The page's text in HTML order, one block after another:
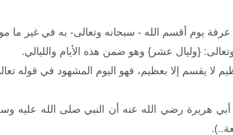
عرفة يوم أقسم الله - سبحانه وتعالى- به في غير ما
{وليال عشر} وهو ضمن هذه الأيام والليالي.
لا يقسم إلا بعظيم، فهو اليوم المشهود في قوله
هريرة رضي الله عنه أن النبي صلى الله عليه